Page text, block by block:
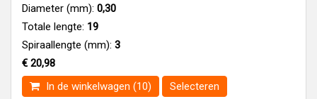
Diameter (mm): 0,30
Totale lengte: 19
Spiraallengte (mm): 3
€ 20,98
In de winkelwagen (10)
Selecteren